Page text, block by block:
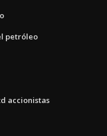
petróleo
accionistas